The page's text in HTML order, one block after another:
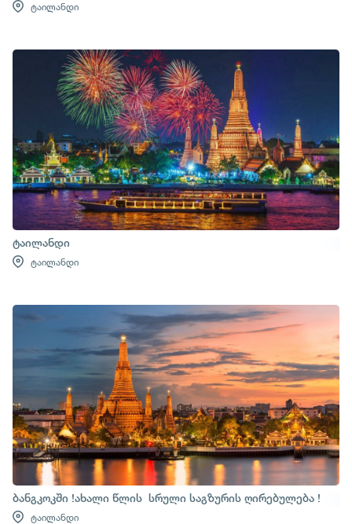
ტაილანდი
ტაილანდი
ტაილანდი
ბანგკოკში !ახალი წლის სრული საგზურის ღირებულება !
ტაილანდი